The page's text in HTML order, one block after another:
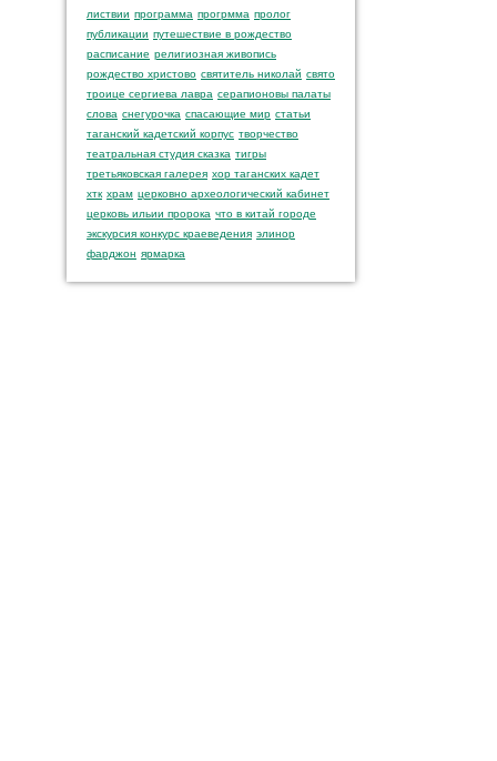
листвии программа прогрмма пролог
публикации путешествие в рождество
расписание религиозная живопись
рождество христово святитель николай свято
троице сергиева лавра серапионовы палаты
слова снегурочка спасающие мир статьи
таганский кадетский корпус творчество
театральная студия сказка тигры
третьяковская галерея хор таганских кадет
хтк храм церковно археологический кабинет
церковь ильии пророка что в китай городе
экскурсия конкурс краеведения элинор
фарджон ярмарка